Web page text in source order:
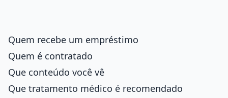
Quem recebe um empréstimo
Quem é contratado
Que conteúdo você vê
Que tratamento médico é recomendado